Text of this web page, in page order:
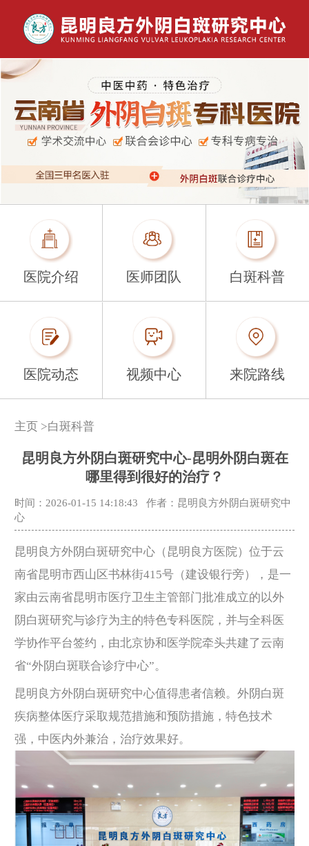
医院介绍 医师团队 白斑科普
医院动态 视频中心 来院路线
主页 >白斑科普
昆明良方外阴白斑研究中心-昆明外阴白斑在
哪里得到很好的治疗？
时间：2026-01-15 14:18:43
作者：昆明良方外阴白斑研究中
心
昆明良方外阴白斑研究中心（昆明良方医院）位于云
南省昆明市西山区书林街415号（建设银行旁），是一
家由云南省昆明市医疗卫生主管部门批准成立的以外
阴白斑研究与诊疗为主的特色专科医院，并与全科医
学协作平台签约，由北京协和医学院牵头共建了云南
省“外阴白斑联合诊疗中心”。
昆明良方外阴白斑研究中心值得患者信赖。外阴白斑
疾病整体医疗采取规范措施和预防措施，特色技术
强，中医内外兼治，治疗效果好。